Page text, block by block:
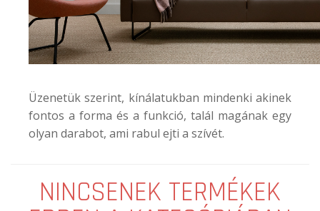
Üzenetük szerint, kínálatukban mindenki akinek
fontos a forma és a funkció, talál magának egy
olyan darabot, ami rabul ejti a szívét.
NINCSENEK TERMÉKEK